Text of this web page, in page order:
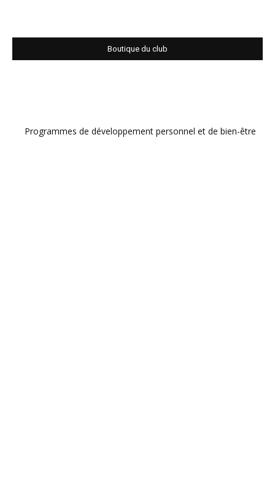
Boutique du club
Programmes de développement personnel et de bien-être